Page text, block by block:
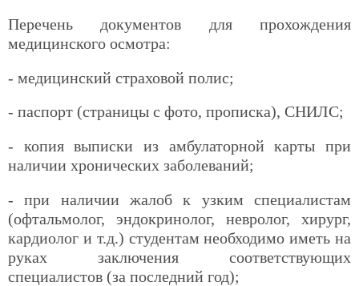
Перечень документов для прохождения
медицинского осмотра:
- медицинский страховой полис;
- паспорт (страницы с фото, прописка), СНИЛС;
- копия выписки из амбулаторной карты при
наличии хронических заболеваний;
- при наличии жалоб к узким специалистам
(офтальмолог, эндокринолог, невролог, хирург,
кардиолог и т.д.) студентам необходимо иметь на
руках заключения соответствующих
специалистов (за последний год);